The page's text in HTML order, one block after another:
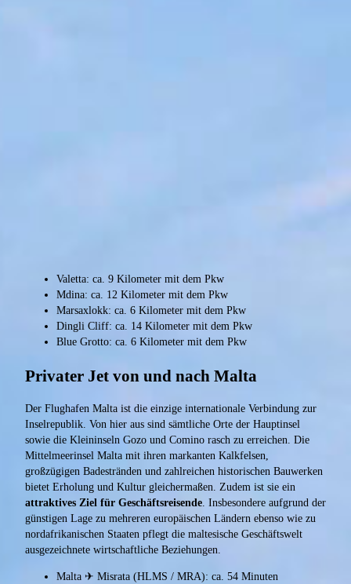
Valetta: ca. 9 Kilometer mit dem Pkw
Mdina: ca. 12 Kilometer mit dem Pkw
Marsaxlokk: ca. 6 Kilometer mit dem Pkw
Dingli Cliff: ca. 14 Kilometer mit dem Pkw
Blue Grotto: ca. 6 Kilometer mit dem Pkw
Privater Jet von und nach Malta
Der Flughafen Malta ist die einzige internationale Verbindung zur
Inselrepublik. Von hier aus sind sämtliche Orte der Hauptinsel
sowie die Kleininseln Gozo und Comino rasch zu erreichen. Die
Mittelmeerinsel Malta mit ihren markanten Kalkfelsen,
großzügigen Badestränden und zahlreichen historischen Bauwerken
bietet Erholung und Kultur gleichermaßen. Zudem ist sie ein
attraktives Ziel für Geschäftsreisende. Insbesondere aufgrund der
günstigen Lage zu mehreren europäischen Ländern ebenso wie zu
nordafrikanischen Staaten pflegt die maltesische Geschäftswelt
ausgezeichnete wirtschaftliche Beziehungen.
Malta ✈ Misrata (HLMS / MRA): ca. 54 Minuten